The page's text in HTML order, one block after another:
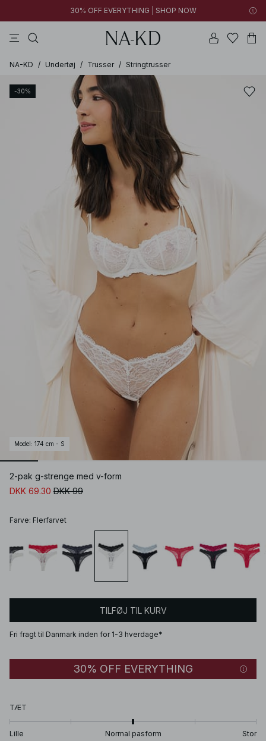
30% OFF EVERYTHING | SHOP NOW
NA-KD / Undertøj / Trusser / Stringtrusser
-30%
Model : 174 cm - S
2-pak g-strenge med v-form
DKK 69.30 DKK 99
Farve: Flerfarvet
TILFØJ TIL KURV
Fri fragt til Danmark inden for 1-3 hverdage*
30% OFF EVERYTHING
TÆT
Lille Normal pasform Stor